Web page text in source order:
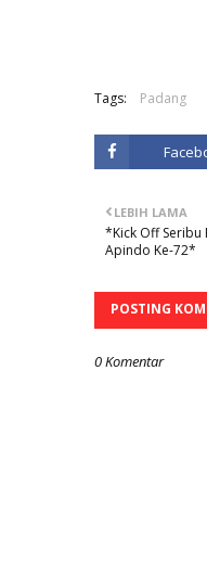
Tags: Padang
LEBIH LAMA
*Kick Off Seribu
Apindo Ke-72*
POSTING
0 Komentar